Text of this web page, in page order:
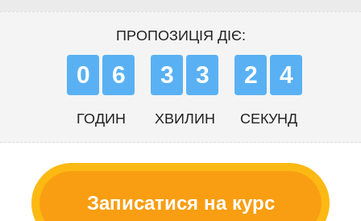
ПРОПОЗИЦІЯ ДІЄ:
0 6
ГОДИН
3 3
ХВИЛИН
2 2
СЕКУНД
Записатися на курс